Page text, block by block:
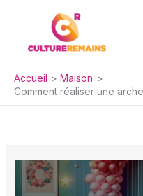
Accueil
Maison
Comment réaliser une